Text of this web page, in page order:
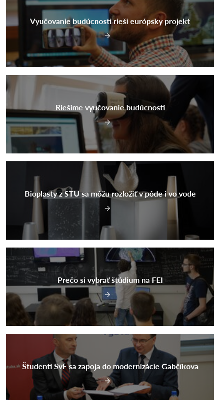
Vyučovanie budúcnosti rieši európsky projekt
Riešime vyučovanie budúcnosti
Bioplasty z STU sa môžu rozložiť v pôde i vo vode
Prečo si vybrať štúdium na FEI
Študenti SvF sa zapoja do modernizácie Gabčíkova